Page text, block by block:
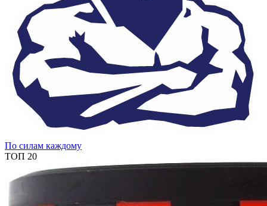
По силам каждому
ТОП 20